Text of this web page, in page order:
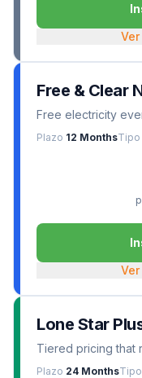
Free & Clear
Free electricity
Plazo 12 MonthsTipo
Lone Star
Tiered pricing that
Plazo 24 Months